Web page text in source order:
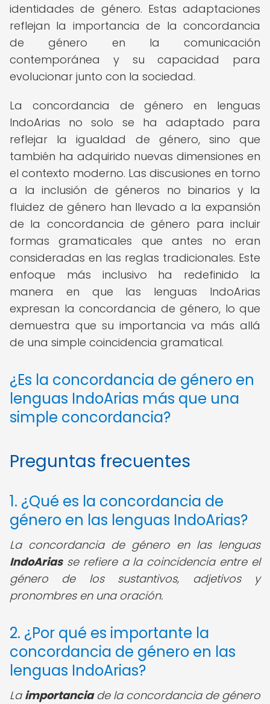
identidades de género. Estas adaptaciones
reflejan la importancia de la concordancia
de género en la comunicación
contemporánea y su capacidad para
evolucionar junto con la sociedad.
La concordancia de género en lenguas
IndoArias no solo se ha adaptado para
reflejar la igualdad de género, sino que
también ha adquirido nuevas dimensiones en
el contexto moderno. Las discusiones en torno
a la inclusión de géneros no binarios y la
fluidez de género han llevado a la expansión
de la concordancia de género para incluir
formas gramaticales que antes no eran
consideradas en las reglas tradicionales. Este
enfoque más inclusivo ha redefinido la
manera en que las lenguas IndoArias
expresan la concordancia de género, lo que
demuestra que su importancia va más allá
de una simple coincidencia gramatical.
¿Es la concordancia de género en
lenguas IndoArias más que una
simple concordancia?
Preguntas frecuentes
1. ¿Qué es la concordancia de
género en las lenguas IndoArias?
La concordancia de género en las lenguas
IndoAriasse refiere a la coincidencia entre el
género de los sustantivos, adjetivos y
pronombres en una oración.
2. ¿Por qué es importante la
concordancia de género en las
lenguas IndoArias?
La importanciade la concordancia de género